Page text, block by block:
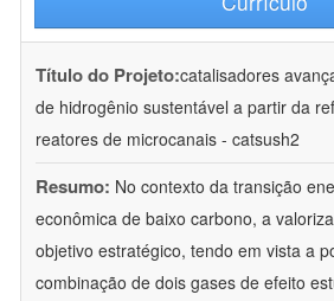
Título do Projeto:catalisadores
de hidrogênio sustentável a partir da
reatores de microcanais - catsush2
Resumo: No contexto da transição
econômica de baixo carbono, a
objetivo estratégico, tendo em vista a
combinação de dois gases de efeito